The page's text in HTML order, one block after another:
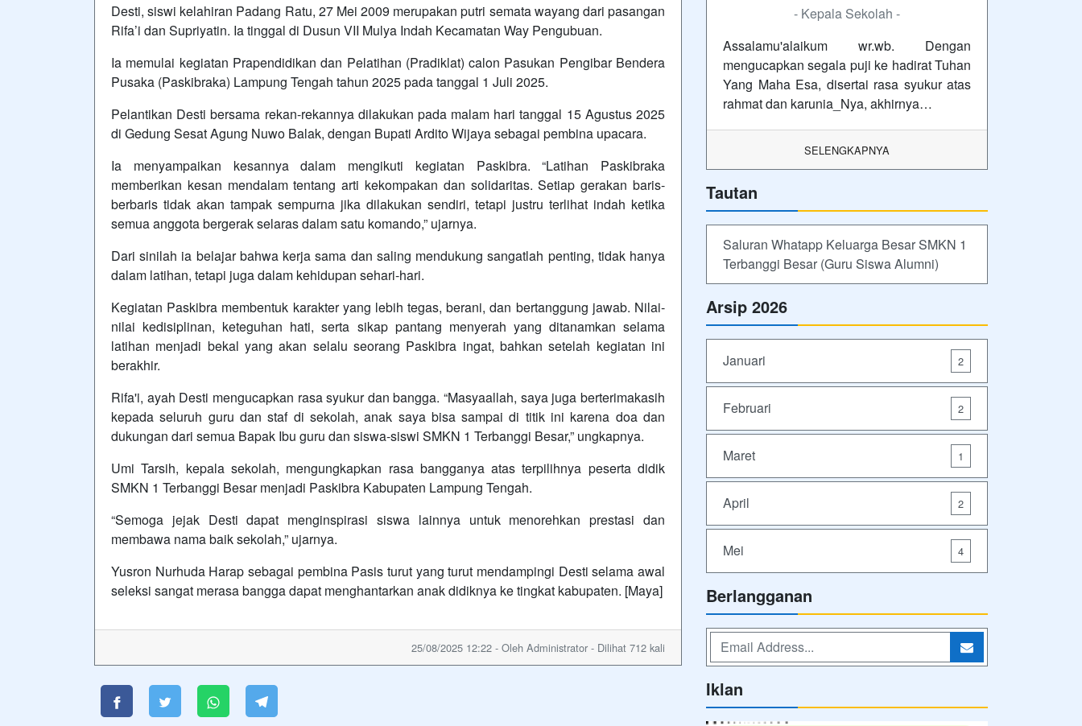
Desti, siswi kelahiran Padang Ratu, 27 Mei 2009 merupakan putri semata wayang dari pasangan
Rifa’i dan Supriyatin. Ia tinggal di Dusun VII Mulya Indah Kecamatan Way Pengubuan.
Ia memulai kegiatan Prapendidikan dan Pelatihan (Pradiklat) calon Pasukan Pengibar Bendera
Pusaka (Paskibraka) Lampung Tengah tahun 2025 pada tanggal 1 Juli 2025.
Pelantikan Desti bersama rekan-rekannya dilakukan pada malam hari tanggal 15 Agustus 2025
di Gedung Sesat Agung Nuwo Balak, dengan Bupati Ardito Wijaya sebagai pembina upacara.
Ia menyampaikan kesannya dalam mengikuti kegiatan Paskibra. “Latihan Paskibraka
memberikan kesan mendalam tentang arti kekompakan dan solidaritas. Setiap gerakan baris-
berbaris tidak akan tampak sempurna jika dilakukan sendiri, tetapi justru terlihat indah ketika
semua anggota bergerak selaras dalam satu komando,” ujarnya.
Dari sinilah ia belajar bahwa kerja sama dan saling mendukung sangatlah penting, tidak hanya
dalam latihan, tetapi juga dalam kehidupan sehari-hari.
Kegiatan Paskibra membentuk karakter yang lebih tegas, berani, dan bertanggung jawab. Nilai-
nilai kedisiplinan, keteguhan hati, serta sikap pantang menyerah yang ditanamkan selama
latihan menjadi bekal yang akan selalu seorang Paskibra ingat, bahkan setelah kegiatan ini
berakhir.
Rifa'i, ayah Desti mengucapkan rasa syukur dan bangga. “Masyaallah, saya juga berterimakasih
kepada seluruh guru dan staf di sekolah, anak saya bisa sampai di titik ini karena doa dan
dukungan dari semua Bapak Ibu guru dan siswa-siswi SMKN 1 Terbanggi Besar,” ungkapnya.
Umi Tarsih, kepala sekolah, mengungkapkan rasa bangganya atas terpilihnya peserta didik
SMKN 1 Terbanggi Besar menjadi Paskibra Kabupaten Lampung Tengah.
“Semoga jejak Desti dapat menginspirasi siswa lainnya untuk menorehkan prestasi dan
membawa nama baik sekolah,” ujarnya.
Yusron Nurhuda Harap sebagai pembina Pasis turut yang turut mendampingi Desti selama awal
seleksi sangat merasa bangga dapat menghantarkan anak didiknya ke tingkat kabupaten. [Maya]
25/08/2025 12:22 - Oleh Administrator - Dilihat 712 kali
- Kepala Sekolah -
Assalamu'alaikum wr.wb. Dengan
mengucapkan segala puji ke hadirat Tuhan
Yang Maha Esa, disertai rasa syukur atas
rahmat dan karunia_Nya, akhirnya…
SELENGKAPNYA
Tautan
Saluran Whatapp Keluarga Besar SMKN 1
Terbanggi Besar (Guru Siswa Alumni)
Arsip 2026
Januari 2
Februari 2
Maret 1
April 2
Mei 4
Berlangganan
Iklan